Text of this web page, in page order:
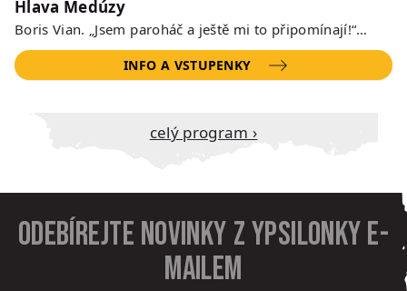
Hlava Medúzy
Boris Vian. „Jsem paroháč a ještě mi to připomínají!“…
INFO A VSTUPENKY
Celý program ›
Odebírejte novinky z Ypsilonky e-
mailem